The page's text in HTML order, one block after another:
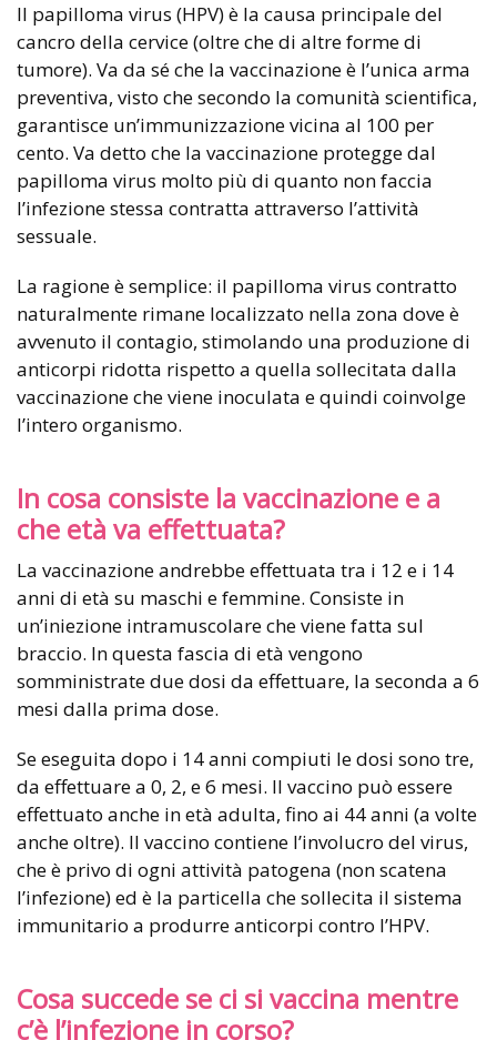
Il papilloma virus (HPV) è la causa principale del
cancro della cervice (oltre che di altre forme di
tumore). Va da sé che la vaccinazione è l’unica arma
preventiva, visto che secondo la comunità scientifica,
garantisce un’immunizzazione vicina al 100 per
cento. Va detto che la vaccinazione protegge dal
papilloma virus molto più di quanto non faccia
l’infezione stessa contratta attraverso l’attività
sessuale.
La ragione è semplice: il papilloma virus contratto
naturalmente rimane localizzato nella zona dove è
avvenuto il contagio, stimolando una produzione di
anticorpi ridotta rispetto a quella sollecitata dalla
vaccinazione che viene inoculata e quindi coinvolge
l’intero organismo.
In cosa consiste la vaccinazione e a
che età va effettuata?
La vaccinazione andrebbe effettuata tra i 12 e i 14
anni di età su maschi e femmine. Consiste in
un’iniezione intramuscolare che viene fatta sul
braccio. In questa fascia di età vengono
somministrate due dosi da effettuare, la seconda a 6
mesi dalla prima dose.
Se eseguita dopo i 14 anni compiuti le dosi sono tre,
da effettuare a 0, 2, e 6 mesi. Il vaccino può essere
effettuato anche in età adulta, fino ai 44 anni (a volte
anche oltre). Il vaccino contiene l’involucro del virus,
che è privo di ogni attività patogena (non scatena
l’infezione) ed è la particella che sollecita il sistema
immunitario a produrre anticorpi contro l’HPV.
Cosa succede se ci si vaccina mentre
c’è l’infezione in corso?